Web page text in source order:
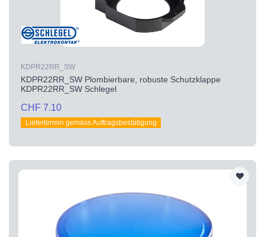
KDPR22RR_SW
KDPR22RR_SW Plombierbare, robuste Schutzklappe
KDPR22RR_SW Schlegel
CHF 7.10
Liefertermin gemäss Auftragsbestätigung